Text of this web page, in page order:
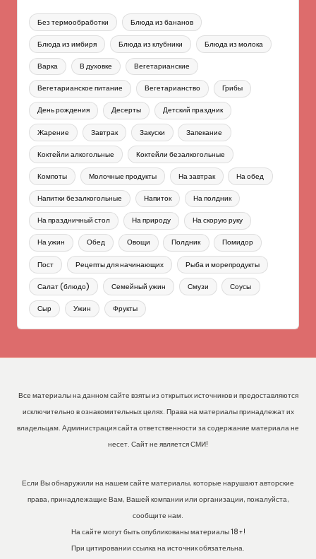
Без термообработки Блюда из бананов
Блюда из имбиря Блюда из клубники Блюда из молока
Варка В духовке Вегетарианские
Вегетарианское питание Вегетарианство Грибы
День рождения Десерты Детский праздник
Жарение Завтрак Закуски Запекание
Коктейли алкогольные Коктейли безалкогольные
Компоты Молочные продукты На завтрак На обед
Напитки безалкогольные Напиток На полдник
На праздничный стол На природу На скорую руку
На ужин Обед Овощи Полдник Помидор
Пост Рецепты для начинающих Рыба и морепродукты
Салат (блюдо) Семейный ужин Смузи Соусы
Сыр Ужин Фрукты
Все материалы на данном сайте взяты из открытых источников и предоставляются
исключительно в ознакомительных целях. Права на материалы принадлежат их
владельцам. Администрация сайта ответственности за содержание материала не
несет. Сайт не является СМИ!
Если Вы обнаружили на нашем сайте материалы, которые нарушают авторские
права, принадлежащие Вам, Вашей компании или организации, пожалуйста,
сообщите нам.
На сайте могут быть опубликованы материалы 18+!
При цитировании ссылка на источник обязательна.